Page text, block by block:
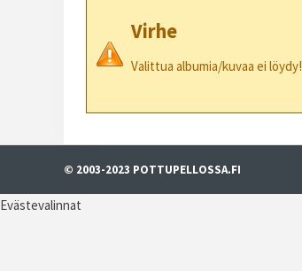
Virhe
Valittua albumia/kuvaa ei löydy!
© 2003-2023 POTTUPELLOSSA.FI
Evästevalinnat